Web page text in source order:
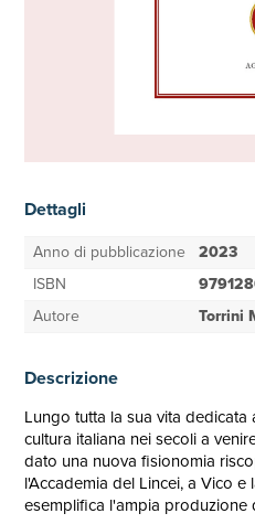
Dettagli
Anno di pubblicazione 2023
ISBN
Autore
Torrini
Descrizione
Lungo tutta la sua vita
cultura italiana nei secoli a
dato una nuova fisionomia
l'Accademia del Lincei, a Vico
esemplifica l'ampia produzione